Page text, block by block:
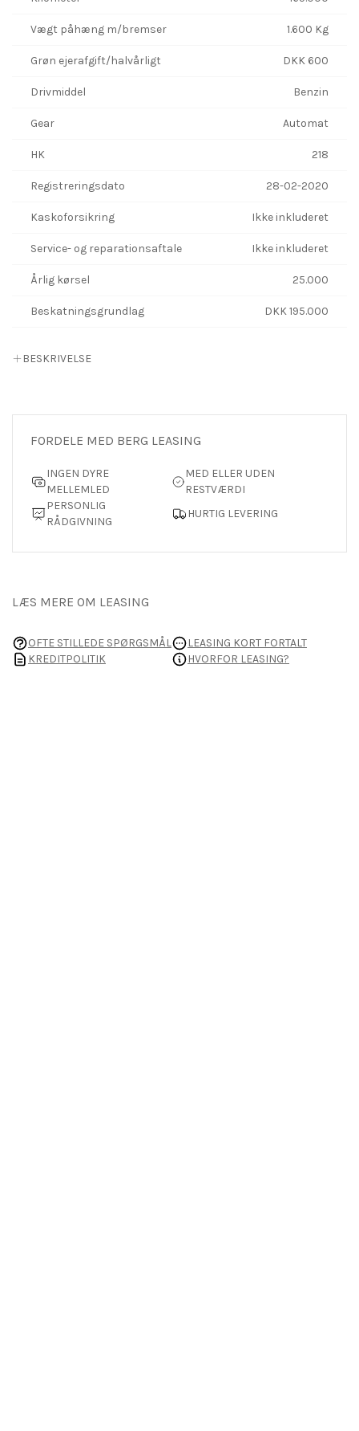
Vægt påhæng m/bremser 1.600 Kg
Grøn ejerafgift/halvårligt DKK 600
Drivmiddel Benzin
Gear Automat
HK 218
Registreringsdato 28-02-2020
Kaskoforsikring Ikke inkluderet
Service- og reparationsaftale Ikke inkluderet
Årlig kørsel 25.000
Beskatningsgrundlag DKK 195.000
BESKRIVELSE
FORDELE MED BERG LEASING
INGEN DYRE
MELLEMLED
MED ELLER UDEN
RESTVÆRDI
PERSONLIG
RÅDGIVNING
HURTIG LEVERING
LÆS MERE OM LEASING
OFTE STILLEDE SPØRGSMÅL
LEASING KORT FORTALT
KREDITPOLITIK
HVORFOR LEASING?